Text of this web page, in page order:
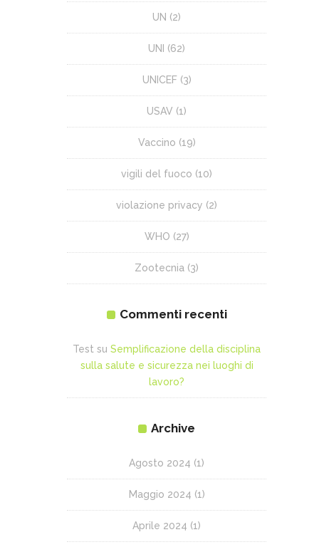
UN (2)
UNI (62)
UNICEF(3)
USAV (1)
Vaccino (19)
vigili del fuoco (10)
violazione privacy (2)
WHO (27)
Zootecnia (3)
Commenti recenti
Test su Semplificazione della disciplina
sulla salute e sicurezza nei luoghi di
lavoro?
Archive
Agosto 2024 (1)
Maggio 2024 (1)
Aprile 2024 (1)